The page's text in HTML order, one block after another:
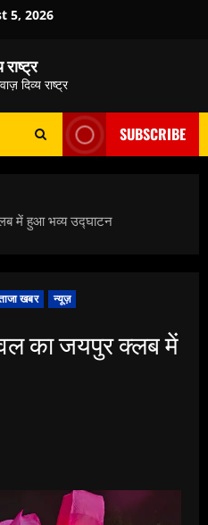
5, 2026
राष्ट्र
दिव्य राष्ट्र
SUBSCRIBE
में हुआ भव्य उद्घाटन
खबर न्यूज़
का जयपुर क्लब में